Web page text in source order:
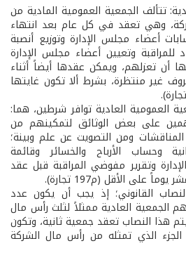
تتألف الجمعية العمومية المادية من
وهي تعقد في كل عام بعد انتهاء
أعضاء مجلس الإدارة وتوزيع أنصبة
للمراقبة وتعيين أعضاء مجلس الإدارة
أن تعزلهم، ويمكن عقدها أيضاً أثناء
غير منتظرة، بشرط ألا تكون غايتها
العمومية العادية توافر شرطين، هما:
على بعض الوثائق لتمكينهم من
ومن التصويت عن علم وبينة؛
وحساب الأرباح والخسائر وقائمة
وتقرير مفوضي المراقبة قبل عقد
على الأقل (م197 تجارة).
القانوني؛ إذ يجب أن يكون عدد
الجمعية العادية ممثلاً لثلث رأس مال
هذا النصاب تعقد جمعية ثانية، وتكون
الجزء الذي تمثله من رأس مال الشركة